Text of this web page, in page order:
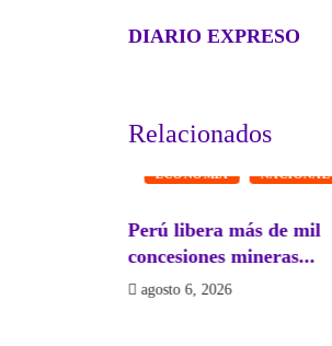
DIARIO EXPRESO
Relacionados
ECONOMÍA NACIONAL
Perú libera más de mil
concesiones mineras...
agosto 6, 2026